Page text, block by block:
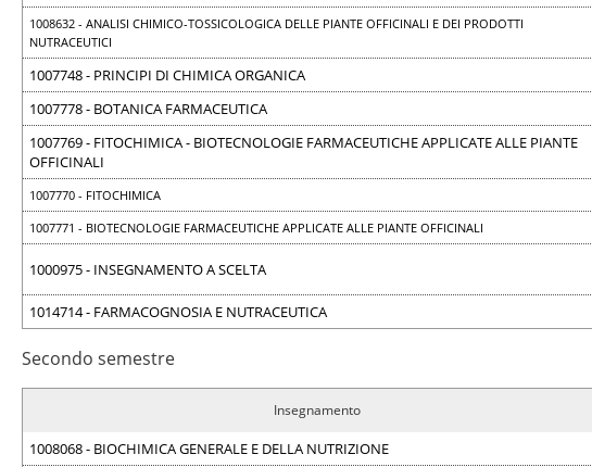
1008632 - ANALISI CHIMICO-TOSSICOLOGICA DELLE PIANTE OFFICINALI E DEI PRODOTTI
NUTRACEUTICI
1007748 - PRINCIPI DI CHIMICA ORGANICA
1007778 - BOTANICA FARMACEUTICA
1007769 - FITOCHIMICA - BIOTECNOLOGIE FARMACEUTICHE APPLICATE ALLE PIANTE
OFFICINALI
1007770 - FITOCHIMICA
1007771 - BIOTECNOLOGIE FARMACEUTICHE APPLICATE ALLE PIANTE OFFICINALI
1000975 - INSEGNAMENTO A SCELTA
1014714 - FARMACOGNOSIA E NUTRACEUTICA
Secondo semestre
Insegnamento
1008068 - BIOCHIMICA GENERALE E DELLA NUTRIZIONE